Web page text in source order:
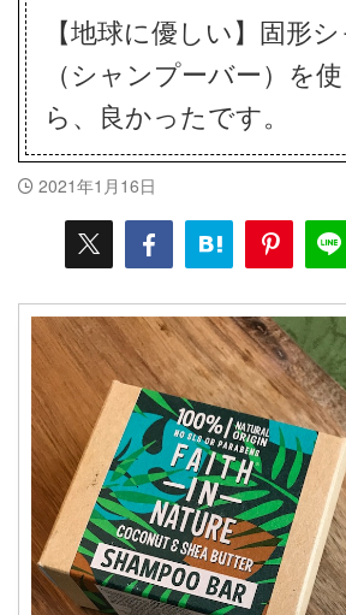
【地球に優しい】固形
（シャンプーバー）を
ら、良かったです。
2021年1月16日